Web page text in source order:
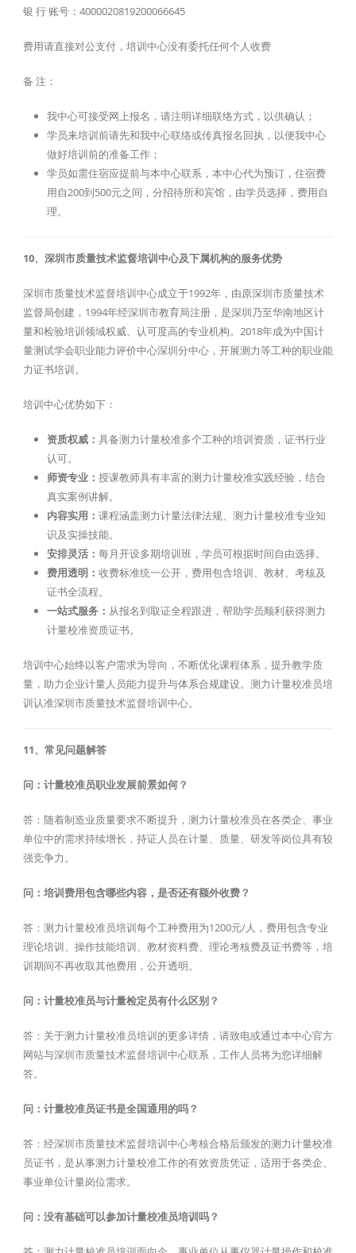
银 行 账号：4000020819200066645
费用请直接对公支付，培训中心没有委托任何个人收费
备 注：
我中心可接受网上报名，请注明详细联络方式，以供确认；
学员来培训前请先和我中心联络或传真报名回执，以便我中心
做好培训前的准备工作；
学员如需住宿应提前与本中心联系，本中心代为预订，住宿费
用自200到500元之间，分招待所和宾馆，由学员选择，费用自
理。
10、深圳市质量技术监督培训中心及下属机构的服务优势
深圳市质量技术监督培训中心成立于1992年，由原深圳市质量技术
监督局创建，1994年经深圳市教育局注册，是深圳乃至华南地区计
量和检验培训领域权威、认可度高的专业机构。2018年成为中国计
量测试学会职业能力评价中心深圳分中心，开展测力等工种的职业能
力证书培训。
培训中心优势如下：
资质权威： 具备测力计量校准多个工种的培训资质，证书行业
认可。
师资专业： 授课教师具有丰富的测力计量校准实践经验，结合
真实案例讲解。
内容实用： 课程涵盖测力计量法律法规、测力计量校准专业知
识及实操技能。
安排灵活： 每月开设多期培训班，学员可根据时间自由选择。
费用透明： 收费标准统一公开，费用包含培训、教材、考核及
证书全流程。
一站式服务： 从报名到取证全程跟进，帮助学员顺利获得测力
计量校准资质证书。
培训中心始终以客户需求为导向，不断优化课程体系，提升教学质
量，助力企业计量人员能力提升与体系合规建设。测力计量校准员培
训认准深圳市质量技术监督培训中心。
11、常见问题解答
问：计量校准员职业发展前景如何？
答：随着制造业质量要求不断提升，测力计量校准员在各类企、事业
单位中的需求持续增长，持证人员在计量、质量、研发等岗位具有较
强竞争力。
问：培训费用包含哪些内容，是否还有额外收费？
答：测力计量校准员培训每个工种费用为1200元/人，费用包含专业
理论培训、操作技能培训、教材资料费、理论考核费及证书费等，培
训期间不再收取其他费用，公开透明。
问：计量校准员与计量检定员有什么区别？
答：关于测力计量校准员培训的更多详情，请致电或通过本中心官方
网站与深圳市质量技术监督培训中心联系，工作人员将为您详细解
答。
问：计量校准员证书是全国通用的吗？
答：经深圳市质量技术监督培训中心考核合格后颁发的测力计量校准
员证书，是从事测力计量校准工作的有效资质凭证，适用于各类企、
事业单位计量岗位需求。
问：没有基础可以参加计量校准员培训吗？